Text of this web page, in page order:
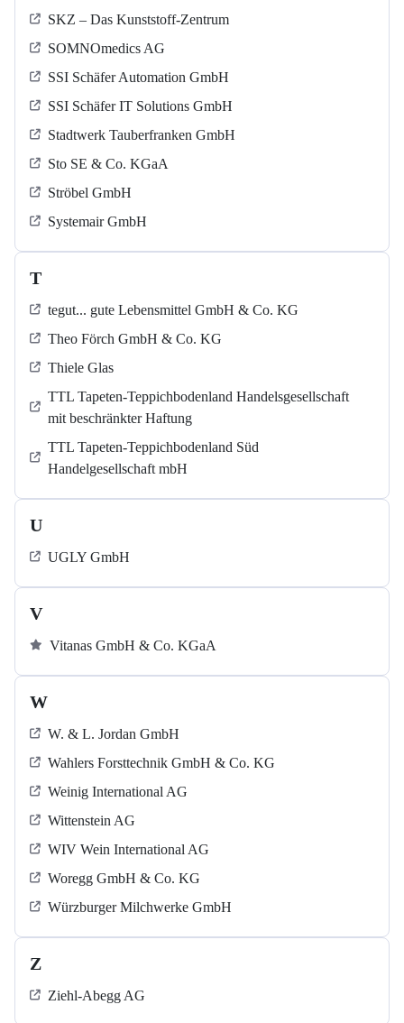
SKZ – Das Kunststoff-Zentrum
SOMNOmedics AG
SSI Schäfer Automation GmbH
SSI Schäfer IT Solutions GmbH
Stadtwerk Tauberfranken GmbH
Sto SE & Co. KGaA
Ströbel GmbH
Systemair GmbH
T
tegut... gute Lebensmittel GmbH & Co. KG
Theo Förch GmbH & Co. KG
Thiele Glas
TTL Tapeten-Teppichbodenland Handelsgesellschaft
mit beschränkter Haftung
TTL Tapeten-Teppichbodenland Süd
Handelgesellschaft mbH
U
UGLY GmbH
V
Vitanas GmbH & Co. KGaA
W
W. & L. Jordan GmbH
Wahlers Forsttechnik GmbH & Co. KG
Weinig International AG
Wittenstein AG
WIV Wein International AG
Woregg GmbH & Co. KG
Würzburger Milchwerke GmbH
Z
Ziehl-Abegg AG